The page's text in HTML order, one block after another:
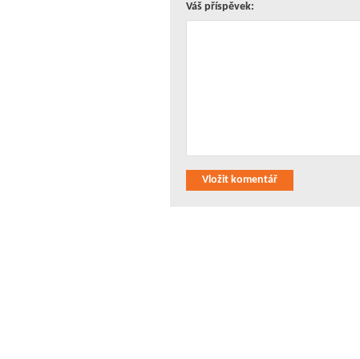
Váš příspěvek:
Vložit komentář